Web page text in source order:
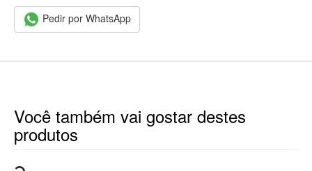
Pedir por WhatsApp
Você também vai gostar destes
produtos